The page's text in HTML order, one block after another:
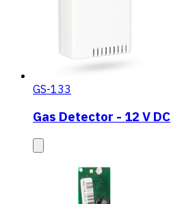
GS-133
Gas Detector - 12 V DC